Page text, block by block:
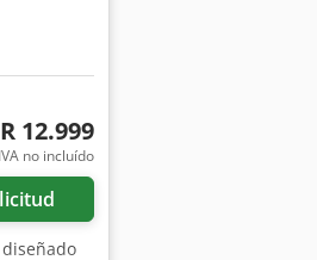
12.999
no incluído